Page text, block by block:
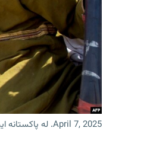
April 7, 2025. له پاکستانه ایستل شوي افغان کډوال-ارشیف